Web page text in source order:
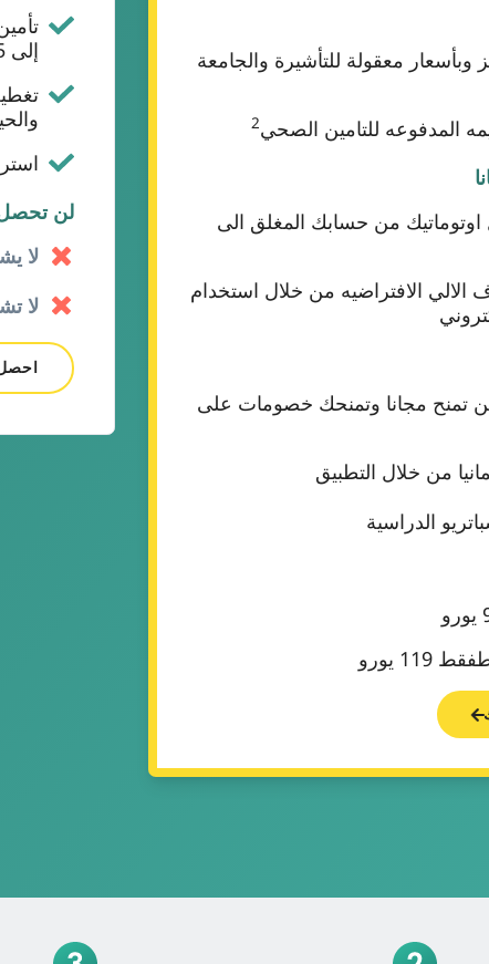
وبأسعار معقولة للتأشيرة والجامعة
2
من حسابك المغلق الى
الافتراضيه من خلال استخدام
تمنح مجانا وتمنحك خصومات على
من خلال التطبيق
الدراسية
يورو
إلى 95 يورو
استرجع حتى 90
لن تحصل
لا
لا